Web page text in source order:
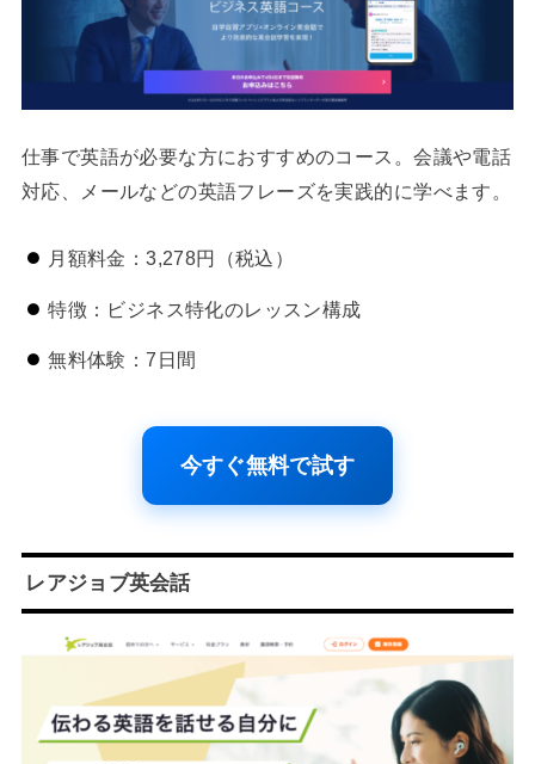
仕事で英語が必要な方におすすめのコース。会議や電話
対応、メールなどの英語フレーズを実践的に学べます。
月額料金：3,278円（税込）
特徴：ビジネス特化のレッスン構成
無料体験：7日間
今すぐ無料で試す
レアジョブ英会話